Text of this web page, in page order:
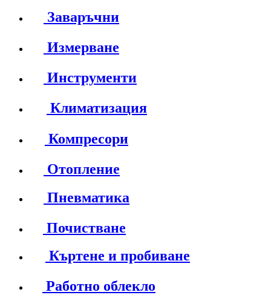
Заваръчни
Измерване
Инструменти
Климатизация
Компресори
Отопление
Пневматика
Почистване
Къртене и пробиване
Работно облекло